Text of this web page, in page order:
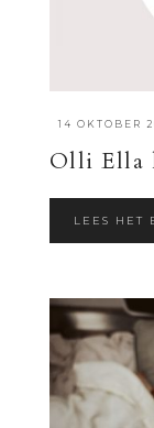
·14 OKTOBER
Olli Ella
LEES HET